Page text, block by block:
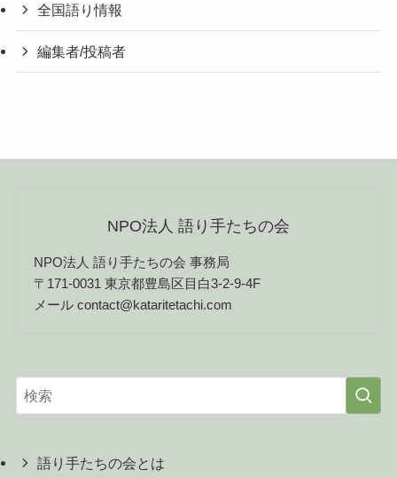
全国語り情報
編集者/投稿者
NPO法人 語り手たちの会
NPO法人 語り手たちの会 事務局
〒171-0031 東京都豊島区目白3-2-9-4F
メール contact@kataritetachi.com
語り手たちの会とは